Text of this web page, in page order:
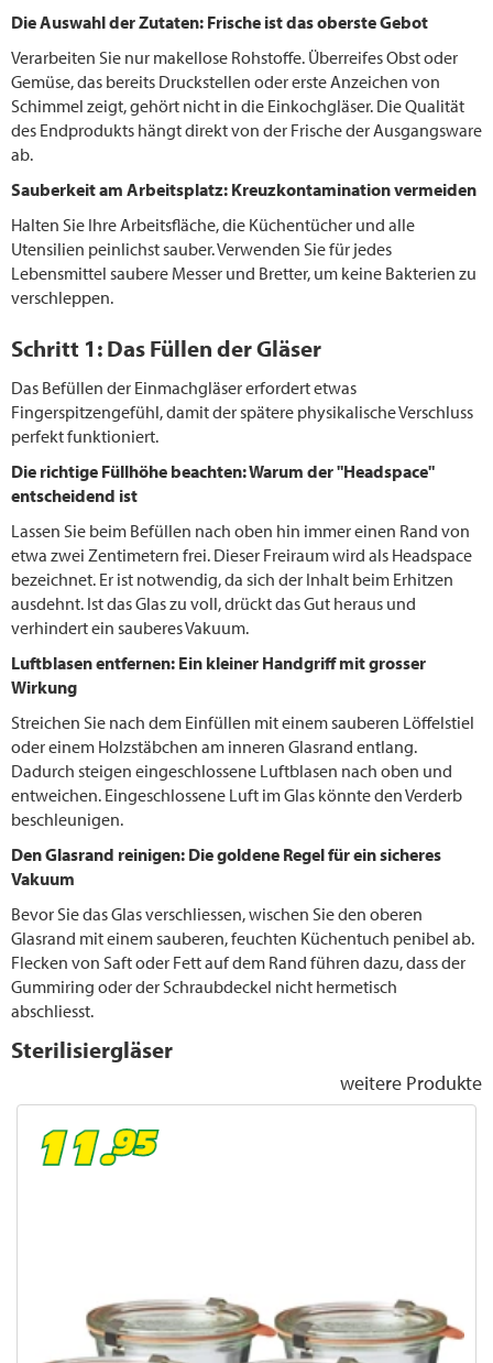
Die Auswahl der Zutaten: Frische ist das oberste Gebot
Verarbeiten Sie nur makellose Rohstoffe. Überreifes Obst oder
Gemüse, das bereits Druckstellen oder erste Anzeichen von
Schimmel zeigt, gehört nicht in die Einkochgläser. Die Qualität
des Endprodukts hängt direkt von der Frische der Ausgangsware
ab.
Sauberkeit am Arbeitsplatz: Kreuzkontamination vermeiden
Halten Sie Ihre Arbeitsfläche, die Küchentücher und alle
Utensilien peinlichst sauber. Verwenden Sie für jedes
Lebensmittel saubere Messer und Bretter, um keine Bakterien zu
verschleppen.
Schritt 1: Das Füllen der Gläser
Das Befüllen der Einmachgläser erfordert etwas
Fingerspitzengefühl, damit der spätere physikalische Verschluss
perfekt funktioniert.
Die richtige Füllhöhe beachten: Warum der "Headspace"
entscheidend ist
Lassen Sie beim Befüllen nach oben hin immer einen Rand von
etwa zwei Zentimetern frei. Dieser Freiraum wird als Headspace
bezeichnet. Er ist notwendig, da sich der Inhalt beim Erhitzen
ausdehnt. Ist das Glas zu voll, drückt das Gut heraus und
verhindert ein sauberes Vakuum.
Luftblasen entfernen: Ein kleiner Handgriff mit grosser
Wirkung
Streichen Sie nach dem Einfüllen mit einem sauberen Löffelstiel
oder einem Holzstäbchen am inneren Glasrand entlang.
Dadurch steigen eingeschlossene Luftblasen nach oben und
entweichen. Eingeschlossene Luft im Glas könnte den Verderb
beschleunigen.
Den Glasrand reinigen: Die goldene Regel für ein sicheres
Vakuum
Bevor Sie das Glas verschliessen, wischen Sie den oberen
Glasrand mit einem sauberen, feuchten Küchentuch penibel ab.
Flecken von Saft oder Fett auf dem Rand führen dazu, dass der
Gummiring oder der Schraubdeckel nicht hermetisch
abschliesst.
Sterilisiergläser
weitere Produkte